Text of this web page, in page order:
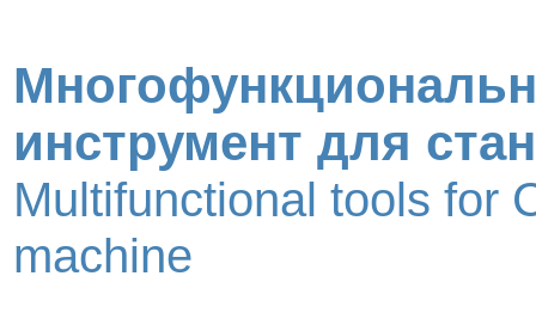
инструмент для
Multifunctional tools for
machine